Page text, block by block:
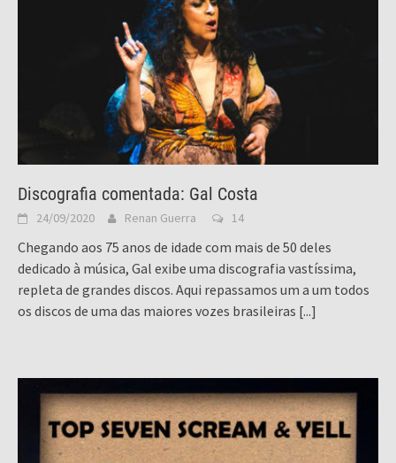
Discografia comentada: Gal Costa
24/09/2020 Renan Guerra 14
Chegando aos 75 anos de idade com mais de 50 deles
dedicado à música, Gal exibe uma discografia vastíssima,
repleta de grandes discos. Aqui repassamos um a um todos
os discos de uma das maiores vozes brasileiras [...]